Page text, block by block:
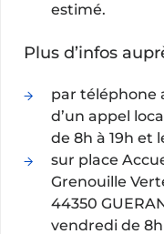
estimé.
Plus d’infos
par téléphone
d’un appel
de 8h à 19h et
sur place
Grenouille
44350
vendredi de